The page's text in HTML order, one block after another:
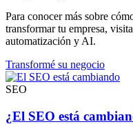
Para conocer más sobre
transformar tu empresa, visita
automatización y AI.
Transformé su negocio
SEO
¿El SEO está